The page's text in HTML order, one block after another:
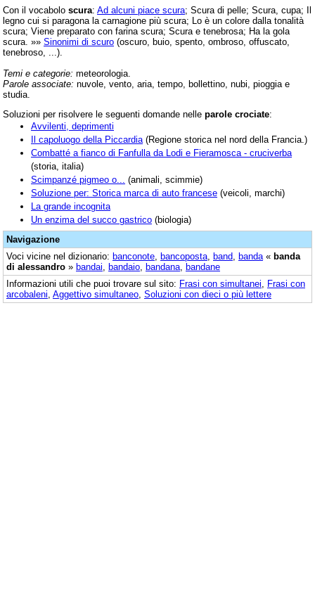
Con il vocabolo scura: Ad alcuni piace scura; Scura di pelle; Scura, cupa; Il
legno cui si paragona la carnagione più scura; Lo è un colore dalla tonalità
scura; Viene preparato con farina scura; Scura e tenebrosa; Ha la gola
scura. »» Sinonimi di scuro (oscuro, buio, spento, ombroso, offuscato,
tenebroso, ...).
Temi e categorie: meteorologia.
Parole associate: nuvole, vento, aria, tempo, bollettino, nubi, pioggia e
studia.
Soluzioni per risolvere le seguenti domande nelle parole crociate:
Avvilenti, deprimenti
Il capoluogo della Piccardia (Regione storica nel nord della Francia.)
Combatté a fianco di Fanfulla da Lodi e Fieramosca - cruciverba
(storia, italia)
Scimpanzé pigmeo o...
(animali, scimmie)
Soluzione per: Storica marca di auto francese (veicoli, marchi)
La grande incognita
Un enzima del succo gastrico (biologia)
Navigazione
Voci vicine nel dizionario: banconote bancoposta band banda « banda
di alessandro » bandai bandaio bandana bandane
Informazioni utili che puoi trovare sul sito: Frasi con simultanei
Frasi con
arcobaleni Aggettivo simultaneo Soluzioni con dieci o più lettere